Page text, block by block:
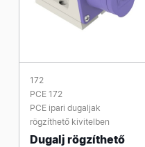
172
PCE 172
PCE ipari dugaljak
rögzíthető kivitelben
Dugalj rögzíthető